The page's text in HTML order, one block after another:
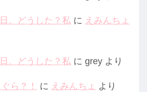
。どうした？私 に えみんちょ
。どうした？私 に grey より
ら？！ に えみんちょ より